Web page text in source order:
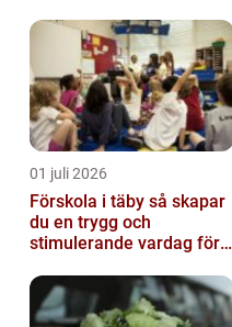
01 juli 2026
Förskola i täby så skapar
du en trygg och
stimulerande vardag för